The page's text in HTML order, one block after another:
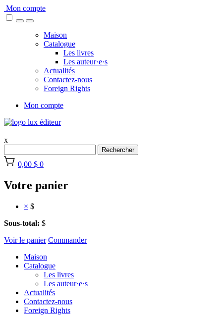
Skip
to
Mon compte
Maison
Catalogue
Les livres
Les auteur·e·s
Actualités
Contactez-nous
Foreign Rights
Mon compte
x
Rechercher
0,00 $ 0
Votre panier
× $
Sous-total: $
Voir le panier Commander
Maison
Catalogue
Les livres
Les auteur·e·s
Actualités
Contactez-nous
Foreign Rights